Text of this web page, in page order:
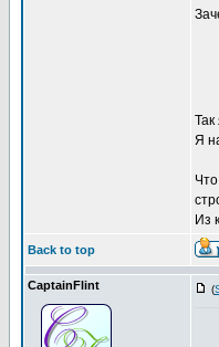
Так
Я
Из
Back to top
CaptainFlint (